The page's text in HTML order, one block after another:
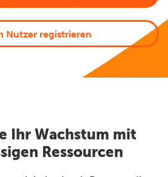
Nutzer registrieren
Ihr Wachstum mit
Ressourcen